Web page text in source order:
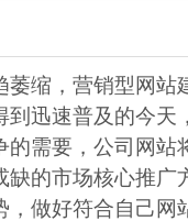
缩，营销型网站
到迅速普及的今天
需要，公司网站
缺的市场核心推广
做好符合自己网